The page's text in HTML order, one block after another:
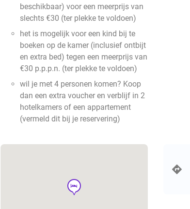
beschikbaar) voor een meerprijs van
slechts €30 (ter plekke te voldoen)
het is mogelijk voor een kind bij te
boeken op de kamer (inclusief ontbijt
en extra bed) tegen een meerprijs van
€30 p.p.p.n. (ter plekke te voldoen)
wil je met 4 personen komen? Koop
dan een extra voucher en verblijf in 2
hotelkamers of een appartement
(vermeld dit bij je reservering)
hotel